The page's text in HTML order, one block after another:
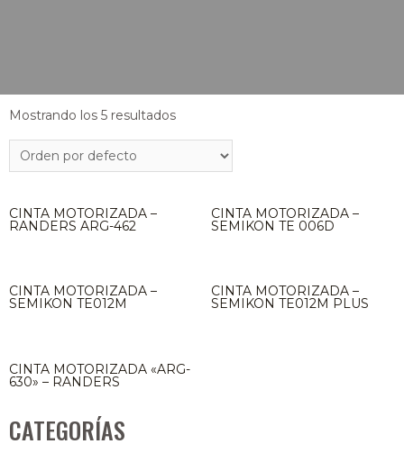
CATEGORÍAS
Mostrando los 5 resultados
CINTA MOTORIZADA –
RANDERS ARG-462
CINTA MOTORIZADA –
SEMIKON TE 006D
CINTA MOTORIZADA –
SEMIKON TE012M
CINTA MOTORIZADA –
SEMIKON TE012M PLUS
CINTA MOTORIZADA «ARG-
630» – RANDERS